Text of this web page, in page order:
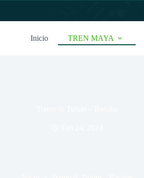
Inicio TREN MAYA